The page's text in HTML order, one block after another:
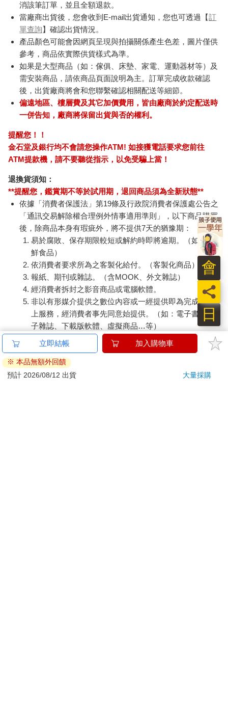
消該筆訂單，並且全額退款。
當廠商出貨後，您會收到E-mail出貨通知，您也可透過【訂
單查詢】確認出貨情況。
產品顏色可能會因網頁呈現與拍攝關係產生色差，圖片僅供
參考，商品依實際供貨樣式為準。
如果是大型商品（如：傢俱、床墊、家電、運動器材等）及
需安裝商品，請依商品頁面說明為主。訂單完成收款確認
後，出貨廠商將會和您聯繫確認相關配送等細節。
偏遠地區、樓層費及其它加價費用，皆由廠商於約定配送時
一併告知，廠商將保留出貨與否的權利。
提醒您！！
金石堂及銀行均不會請您操作ATM! 如接獲電話要求您前往
ATM提款機，請不要聽從指示，以免受騙上當！
退換貨須知：
**提醒您，鑑賞期不等於試用期，退回商品須為全新狀態**
依據「消費者保護法」第19條及行政院消費者保護處公告之
「通訊交易解除權合理例外情事適用準則」，以下商品購買
後，除商品本身有瑕疵外，將不提供7天的猶豫期：
易於腐敗、保存期限較短或解約時即將逾期。（如：生
鮮食品）
依消費者要求所為之客製化給付。（客製化商品）
報紙、期刊或雜誌。（含MOOK、外文雜誌）
經消費者拆封之影音商品或電腦軟體。
非以有形媒介提供之數位內容或一經提供即為完成之線
上服務，經消費者事先同意始提供。（如：電子書、電
子雜誌、下載版軟體、虛擬商品…等）
已拆封之個人衛生用品。（如：內衣褲、刮鬍刀、除毛
若非上列種類商品，均享有到貨7天的猶豫期（含例假
日）。
立即結帳 加入購物車
※ 本品無額外回饋
預計 2026/08/12 出貨
大量採購